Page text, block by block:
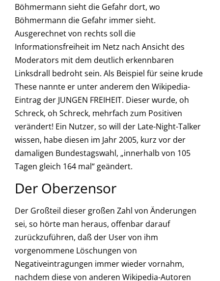
Böhmermann sieht die Gefahr dort, wo
Böhmermann die Gefahr immer sieht.
Ausgerechnet von rechts soll die
Informationsfreiheit im Netz nach Ansicht des
Moderators mit dem deutlich erkennbaren
Linksdrall bedroht sein. Als Beispiel für seine krude
These nannte er unter anderem den Wikipedia-
Eintrag der JUNGEN FREIHEIT. Dieser wurde, oh
Schreck, oh Schreck, mehrfach zum Positiven
verändert! Ein Nutzer, so will der Late-Night-Talker
wissen, habe diesen im Jahr 2005, kurz vor der
damaligen Bundestagswahl, „innerhalb von 105
Tagen gleich 164 mal“ geändert.
Der Oberzensor
Der Großteil dieser großen Zahl von Änderungen
sei, so hörte man heraus, offenbar darauf
zurückzuführen, daß der User von ihm
vorgenommene Löschungen von
Negativeintragungen immer wieder vornahm,
nachdem diese von anderen Wikipedia-Autoren